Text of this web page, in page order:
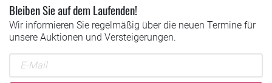
Bleiben Sie auf dem Laufenden!
Wir informieren Sie regelmäßig über die neuen Termine für
unsere Auktionen und Versteigerungen.